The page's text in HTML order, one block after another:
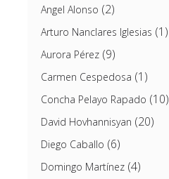
Angel Alonso (2)
Arturo Nanclares Iglesias (1)
Aurora Pérez(9)
Carmen Cespedosa (1)
Concha Pelayo Rapado (10)
David Hovhannisyan (20)
Diego Caballo (6)
Domingo Martínez(4)